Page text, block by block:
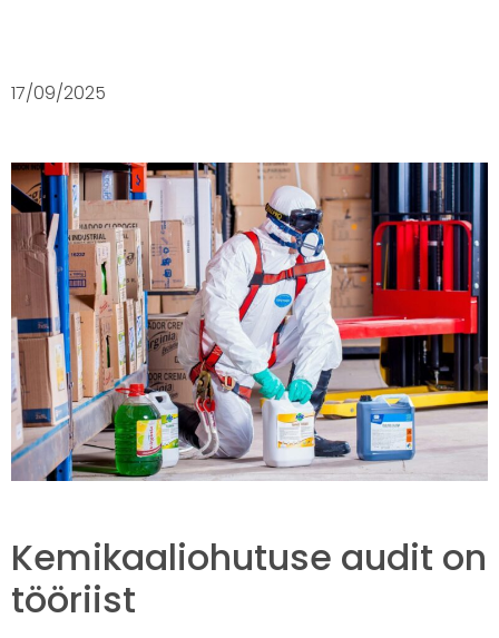
17/09/2025
Kemikaaliohutuse audit on
tööriist